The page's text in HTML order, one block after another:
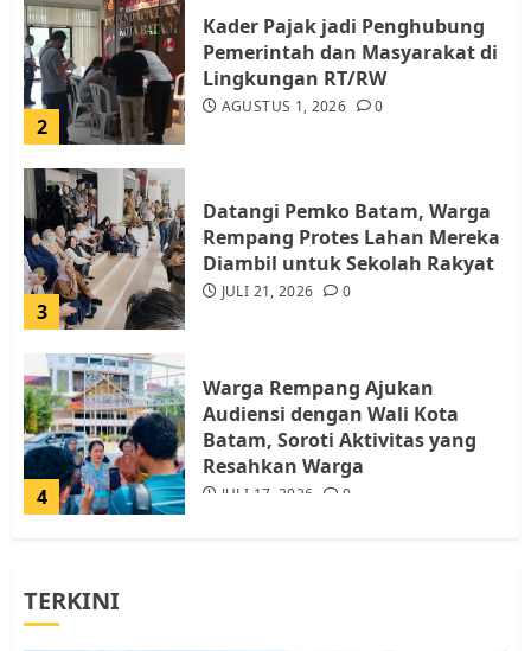
2
Kader Pajak jadi Penghubung
Pemerintah dan Masyarakat di
Lingkungan RT/RW
AGUSTUS 1, 2026 0
3
Datangi Pemko Batam, Warga
Rempang Protes Lahan Mereka
Diambil untuk Sekolah Rakyat
JULI 21, 2026 0
4
Warga Rempang Ajukan
Audiensi dengan Wali Kota
Batam, Soroti Aktivitas yang
Resahkan Warga
JULI 17, 2026 0
TERKINI